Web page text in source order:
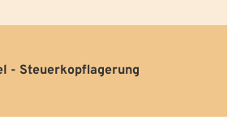
- Steuerkopflagerung